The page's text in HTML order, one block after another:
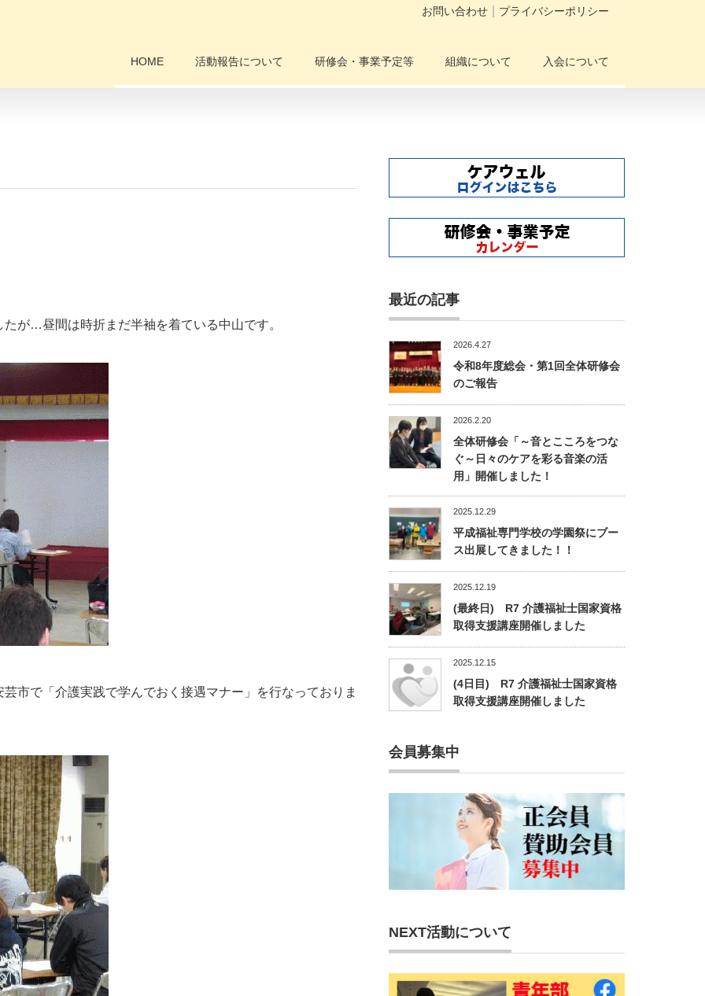
お問い合わせ プライバシーポリシー
HOME 活動報告について 研修会・事業予定等 組織について 入会について
が…昼間は時折まだ半袖を着ている中山です。
市で「介護実践で学んでおく接遇マナー」を行なっておりま
最近の記事
2026.4.27
令和8年度総会・第1回全体研修会
のご報告
2026.2.20
全体研修会「～音とこころをつな
ぐ～日々のケアを彩る音楽の活
用」開催しました！
2025.12.29
平成福祉専門学校の学園祭にブー
ス出展してきました！！
2025.12.19
(最終日) R7 介護福祉士国家資格
取得支援講座開催しました
2025.12.15
(4日目) R7 介護福祉士国家資格
取得支援講座開催しました
会員募集中
NEXT活動について